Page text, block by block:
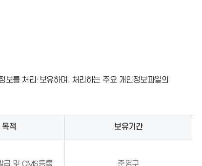
를 처리·보유하며, 처리하는 주요 개인정보파일의
목적 보유기간
급 및 CMS등록 준영구